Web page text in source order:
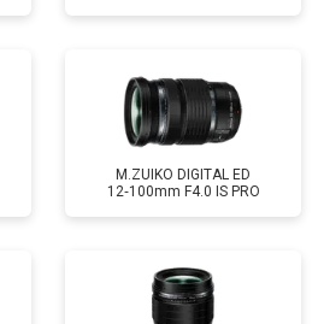
M.ZUIKO DIGITAL ED
12‑100mm F4.0 IS PRO